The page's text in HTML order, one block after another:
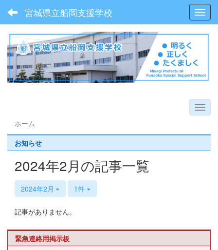
宮城県立船岡支援学校
ホーム
お知らせ
2024年2月の記事一覧
2024年2月 1件
記事がありません。
緊急連絡用掲示板